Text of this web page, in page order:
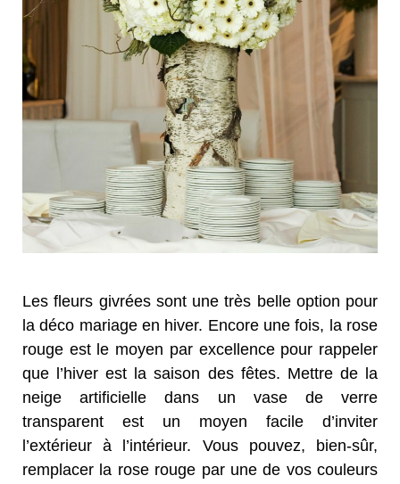
Les fleurs givrées sont une très belle option pour
la déco mariage en hiver. Encore une fois, la rose
rouge est le moyen par excellence pour rappeler
que l’hiver est la saison des fêtes. Mettre de la
neige artificielle dans un vase de verre
transparent est un moyen facile d’inviter
l’extérieur à l’intérieur. Vous pouvez, bien-sûr,
remplacer la rose rouge par une de vos couleurs